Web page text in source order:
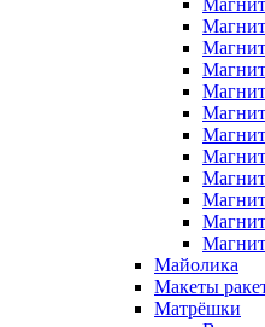
Майолика
Макеты
Матрёшки